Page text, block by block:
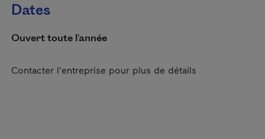
Dates
Ouvert toute l'année
Contacter l'entreprise pour plus de détails